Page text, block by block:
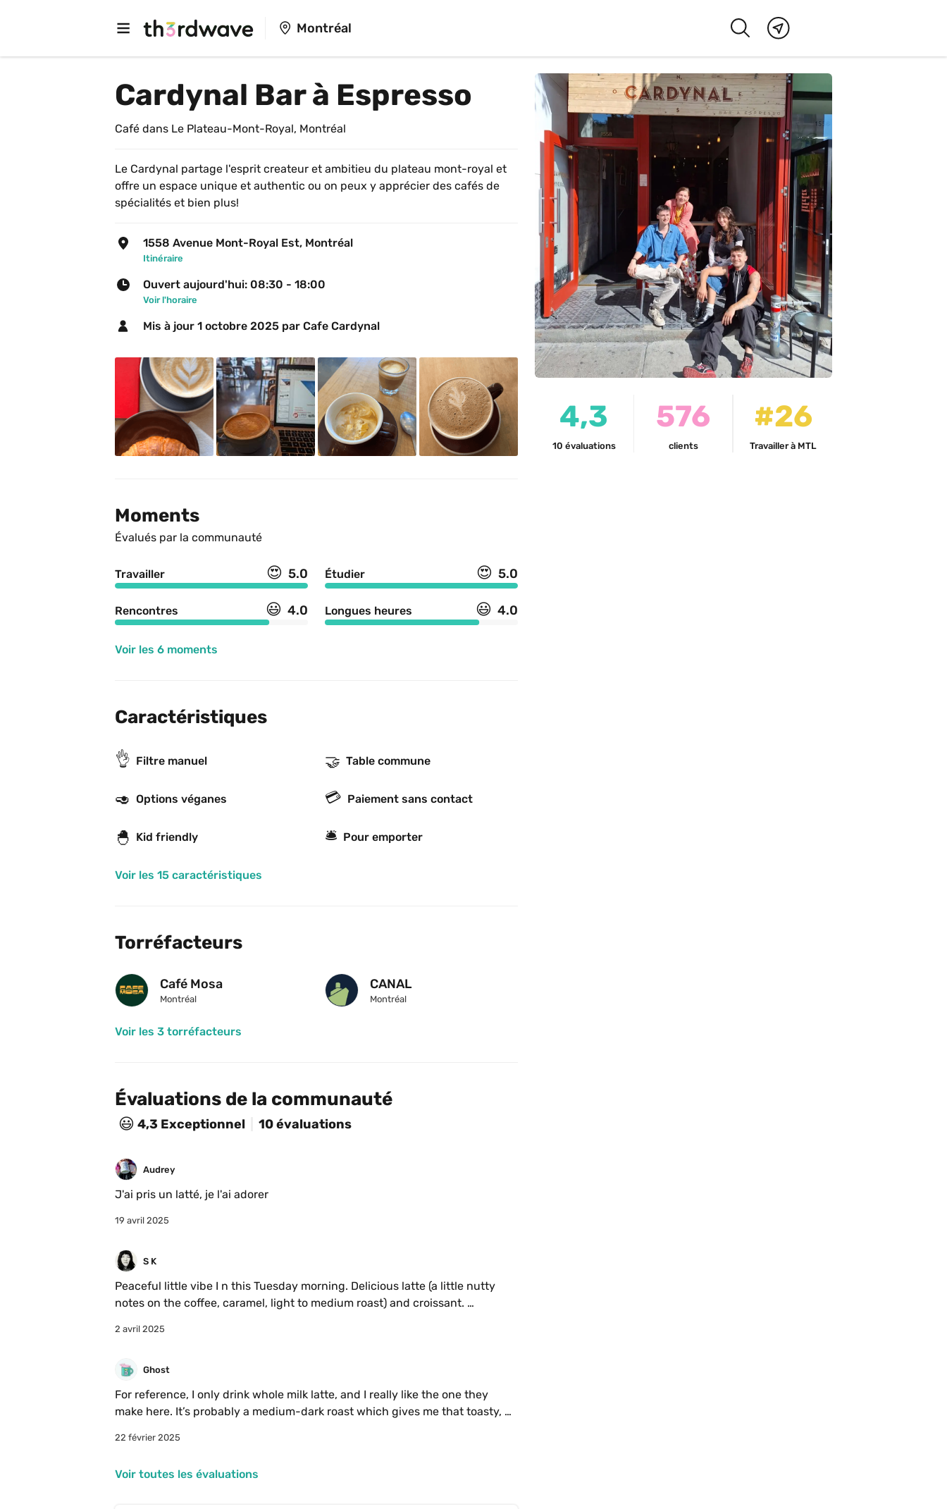
Montréal
4,3
10 évaluations
576
clients
#26
Travailler à MTL
Cardynal Bar à Espresso
Café dans Le Plateau-Mont-Royal, Montréal
Le Cardynal partage l'esprit createur et ambitieu du plateau mont-royal et
offre un espace unique et authentic ou on peux y apprécier des cafés de
spécialités et bien plus!
1558 Avenue Mont-Royal Est, Montréal
Itinéraire
Ouvert aujourd'hui: 08:30 - 18:00
Voir l'horaire
Mis à jour 1 octobre 2025 par Cafe Cardynal
Moments
Évalués par la communauté
Travailler 😍 5.0 Étudier 😍 5.0
Rencontres 😃 4.0 Longues heures 😃 4.0
Voir les 6 moments
Caractéristiques
👌 Filtre manuel 🤝 Table commune
🥑 Options véganes 💳 Paiement sans contact
🐣 Kid friendly 🛎 Pour emporter
Voir les 15 caractéristiques
Torréfacteurs
Café Mosa
Montréal
CANAL
Montréal
Voir les 3 torréfacteurs
Évaluations de la communauté
😃 4,3 Exceptionnel 10 évaluations
Audrey
19 avril 2025
S K
Peaceful little vibe I n this Tuesday morning. Delicious latte (a little nutty
notes on the coffee, caramel, light to medium roast) and croissant.
2 avril 2025
Ghost
For reference, I only drink whole milk latte, and I really like the one they
make here. It’s probably a medium-dark roast which gives me that toasty,
22 février 2025
Voir toutes les évaluations